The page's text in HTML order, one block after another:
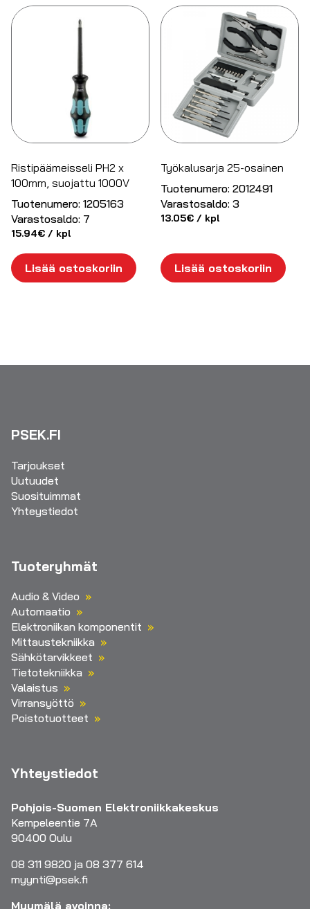
Ristipäämeisseli PH2 x
100mm, suojattu 1000V
Tuotenumero: 1205163
Varastosaldo: 7
15.94€ / kpl
Lisää ostoskoriin
Työkalusarja 25-osainen
Tuotenumero: 2012491
Varastosaldo: 3
13.05€ / kpl
Lisää ostoskoriin
PSEK.FI
Tarjoukset
Uutuudet
Suosituimmat
Yhteystiedot
Tuoteryhmät
Audio & Video
Automaatio
Elektroniikan komponentit
Mittaustekniikka
Sähkötarvikkeet
Tietotekniikka
Valaistus
Virransyöttö
Poistotuotteet
Yhteystiedot
Pohjois-Suomen Elektroniikkakeskus
Kempeleentie 7A
90400 Oulu
08 311 9820 ja 08 377 614
myynti@psek.fi
Myymälä avoinna: